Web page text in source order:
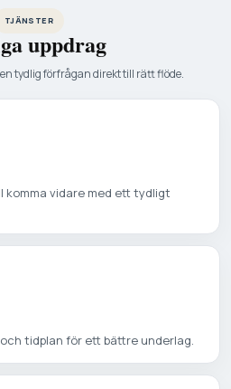
TJÄNSTER
uppdrag
tydlig förfrågan direkt till rätt flöde.
komma vidare med ett tydligt
tidplan för ett bättre underlag.